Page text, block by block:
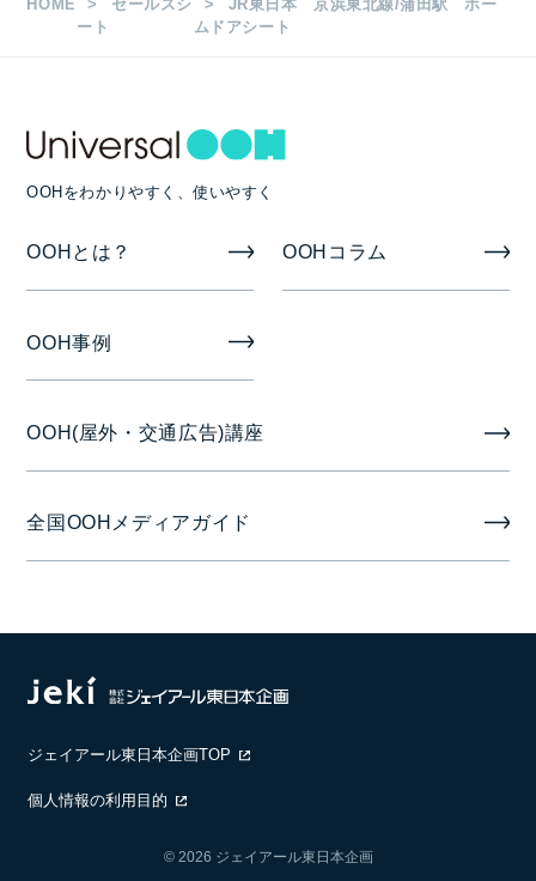
20枚/30枚/40枚
縦0.9m×横0.7m
掲出開始日
1ヶ月の場合 1日～28日が基本
日～末日となります。
掲出保証期間は【14日間：12日間保証】【28日間：
24日間保証】となります。
HOME
セールスシ
ート
JR東日本 京浜東北線/蒲田駅 ホー
ムドアシート
OOHをわかりやすく、使いやすく
OOHとは？ OOHコラム
OOH事例
OOH(屋外・交通広告)講座
全国OOHメディアガイド
ジェイアール東日本企画TOP
個人情報の利用目的
© 2026 ジェイアール東日本企画